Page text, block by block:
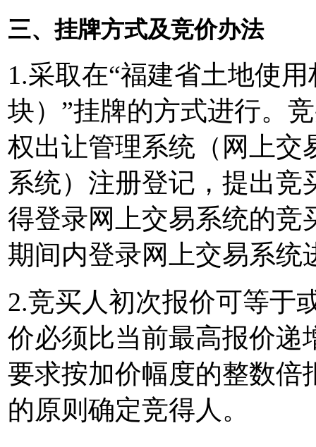
三、挂牌方式及竞价办法
1.采取在“福建省土地使
块）”挂牌的方式进行。
权出让管理系统（网上交
系统）注册登记，提出
得登录网上交易系统的竞
期间内登录网上交易系
2.竞买人初次报价可等于
价必须比当前最高报价递
要求按加价幅度的整数倍
的原则确定竞得人。